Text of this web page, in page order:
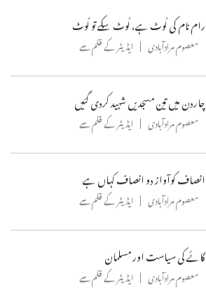
رام نام کی لُوٹ ہے، لُوٹ سکے تو لُوٹ
معصوم مرادآبادی ایڈیٹر کے قلم سے
چاردن میں تین مسجدیں شہید کردی گئیں
معصوم مرادآبادی ایڈیٹر کے قلم سے
انصاف کوآواز دو انصاف کہاں ہے
معصوم مرادآبادی ایڈیٹر کے قلم سے
گائے کی سیاست اور مسلمان
معصوم مرادآبادی ایڈیٹر کے قلم سے